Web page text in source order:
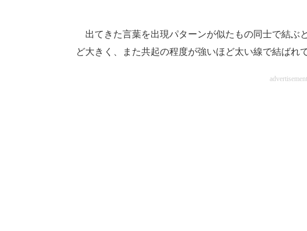
出てきた言葉を出現パターンが似たもの同士で結ぶ
ど大きく、また共起の程度が強いほど太い線で結ばれ
advertisement